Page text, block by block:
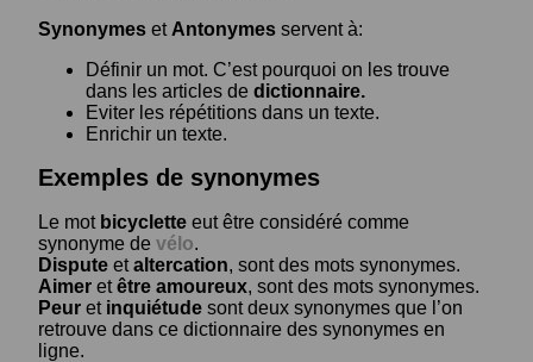
Synonymes et Antonymes servent à:
Définir un mot. C’est pourquoi on les trouve
dans les articles de dictionnaire.
Eviter les répétitions dans un texte.
Enrichir un texte.
Exemples de synonymes
Le mot bicyclette eut être considéré comme
synonyme de vélo.
Dispute etaltercation, sont des mots synonymes.
Aimer etêtre amoureux, sont des mots synonymes.
Peur et inquiétude sont deux synonymes que l’on
retrouve dans ce dictionnaire des synonymes en
ligne.